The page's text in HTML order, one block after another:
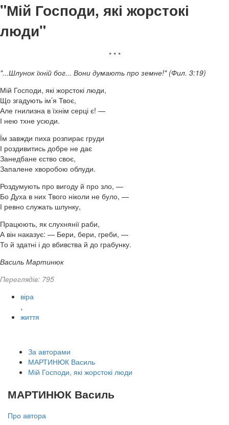
"Мій Господи, які жорстокі
люди"
* * *
"...Шлунок їхній бог... Вони думають про земне!" (Фил. 3:19)
Мій Господи, які жорстокі люди,
Що згадують ім’я Твоє,
Але гнилизна в їхнім серці є! —
І нею тхне усюди.
Їм завжди пиха розпирає груди
І роздивитись добре не дає
Занедбане єство своє,
Запалене хворобою облуди.
Роздумують про вигоду й про зло, —
Бо Духа в них Твого ніколи не було, —
І ревно служать шлунку,
Працюють, як слухнянії раби,
А він наказує: — Бери, бери, греби, —
То й здатні і до вбивства й до грабунку.
Василь Мартинюк
Переглядів: 795
віра
,
життя
За авторами
МАРТИНЮК Василь
Мій Господи, які жорстокі люди
МАРТИНЮК Василь
Про автора